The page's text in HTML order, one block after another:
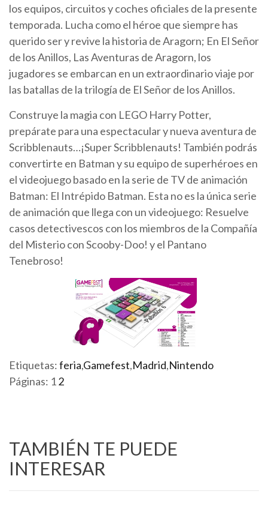
los equipos, circuitos y coches oficiales de la presente
temporada. Lucha como el héroe que siempre has
querido ser y revive la historia de Aragorn; En El Señor
de los Anillos, Las Aventuras de Aragorn, los
jugadores se embarcan en un extraordinario viaje por
las batallas de la trilogía de El Señor de los Anillos.
Construye la magia con LEGO Harry Potter,
prepárate para una espectacular y nueva aventura de
Scribblenauts…¡Super Scribblenauts! También podrás
convertirte en Batman y su equipo de superhéroes en
el videojuego basado en la serie de TV de animación
Batman: El Intrépido Batman. Esta no es la única serie
de animación que llega con un videojuego: Resuelve
casos detectivescos con los miembros de la Compañía
del Misterio con Scooby-Doo! y el Pantano
Tenebroso!
Etiquetas:feria,Gamefest,Madrid,Nintendo
Páginas: 12
TAMBIÉN TE PUEDE
INTERESAR